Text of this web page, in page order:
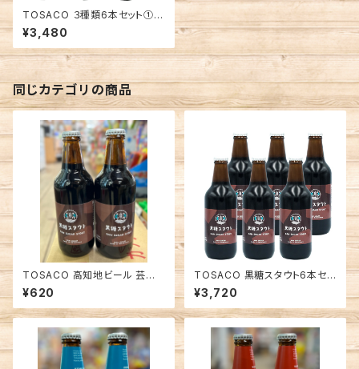
TOSACO ３種類6本セット①
(黄色・赤・青) 高知 地ビール 飲
み比べ プレゼント 贈り物
¥3,480
同じカテゴリの商品
TOSACO 高知地ビール 芸西
村味のビール 黒糖スタウト
¥620
TOSACO 黒糖スタウト6本セッ
ト 高知 芸西村 白玉糖 地ビール
飲み比べ プレゼント 贈り物
¥3,720